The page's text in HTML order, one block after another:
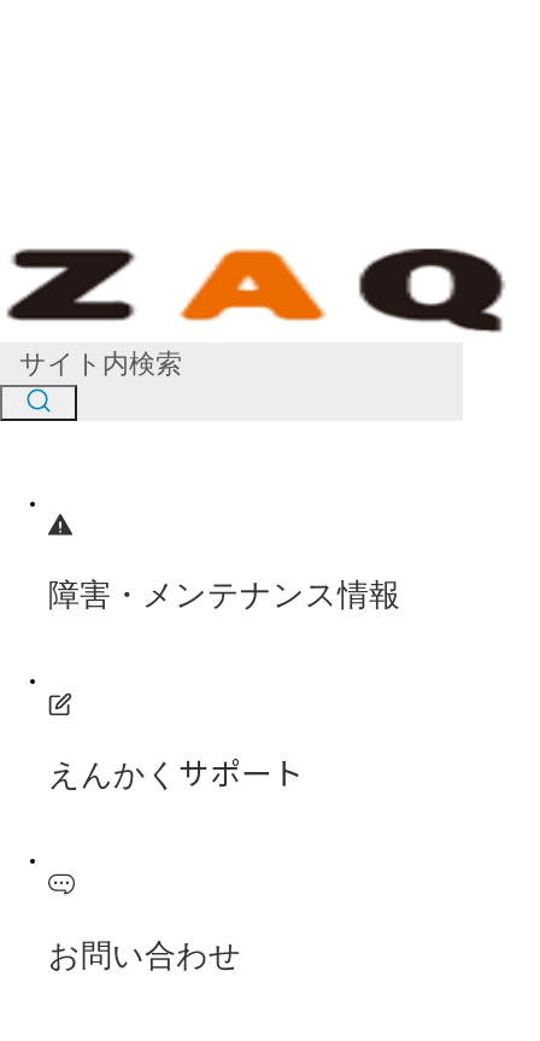
障害・メンテナンス情報
えんかくサポート
お問い合わせ